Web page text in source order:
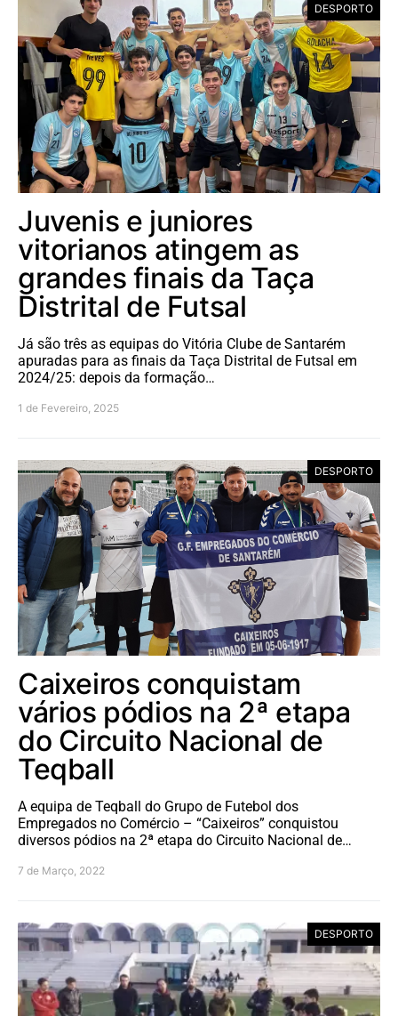
DESPORTO
Juvenis e juniores
vitorianos atingem as
grandes finais da Taça
Distrital de Futsal
Já são três as equipas do Vitória Clube de Santarém
apuradas para as finais da Taça Distrital de Futsal em
2024/25: depois da formação…
1 de Fevereiro, 2025
DESPORTO
Caixeiros conquistam
vários pódios na 2ª etapa
do Circuito Nacional de
Teqball
A equipa de Teqball do Grupo de Futebol dos
Empregados no Comércio – “Caixeiros” conquistou
diversos pódios na 2ª etapa do Circuito Nacional de…
7 de Março, 2022
DESPORTO